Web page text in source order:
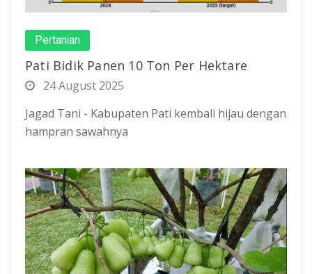
Pertanian
Pati Bidik Panen 10 Ton Per Hektare
24 August 2025
Jagad Tani - Kabupaten Pati kembali hijau dengan
hampran sawahnya